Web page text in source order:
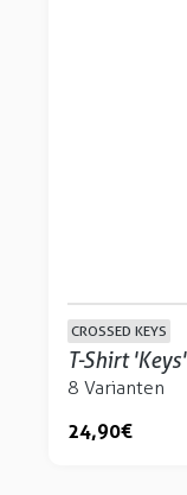
CROSSED KEYS
T-Shirt 'Keys'
8 Varianten
24,90 €